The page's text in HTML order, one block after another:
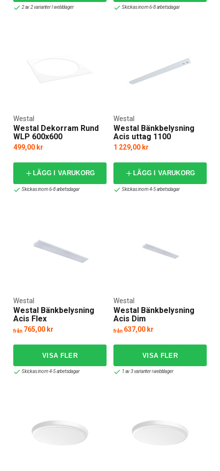
2 av 2 varianter I webblager Skickas inom 6-8 arbetsdagar
Westal Dekorram Rund
WLP 600x600
Westal
499,00 kr
LÄGG I VARUKORG
Skickas inom 6-8 arbetsdagar
Westal Bänkbelysning
Acis uttag 1100
Westal
1 229,00 kr
LÄGG I VARUKORG
Skickas inom 4-5 arbetsdagar
Westal Bänkbelysning
Acis Flex
Westal
från 765,00 kr
Skickas inom 4-5 arbetsdagar
Westal Bänkbelysning
Acis Dim
Westal
från 637,00 kr
1 av 3 varianter i webblager